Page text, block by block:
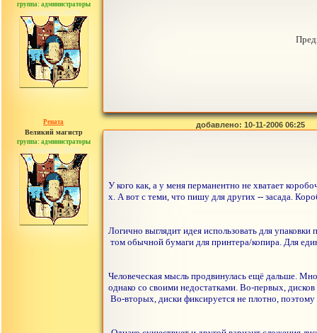
группа: администраторы
сообщений: 30442
Рената
Великий магистр
группа: администраторы
сообщений: 30442
добавлено: 10-11-2006 06:25
У кого как, а у меня перманентно не хватает
х. А вот с теми, что пишу для других -- засада.
Логично выглядит идея использовать для
том обычной бумаги для принтера/копира. Для
Человеческая мысль продвинулась ещё дальше.
однако со своими недостатками. Во-первых,
Во-вторых, диски фиксируется не плотно,